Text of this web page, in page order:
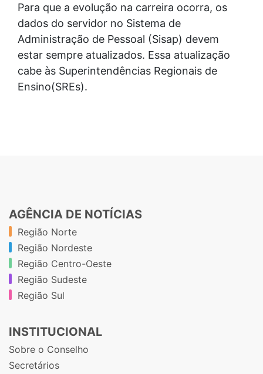
Para que a evolução na carreira ocorra, os
dados do servidor no Sistema de
Administração de Pessoal (Sisap) devem
estar sempre atualizados. Essa atualização
cabe às Superintendências Regionais de
Ensino(SREs).
AGÊNCIA DE NOTÍCIAS
Região Norte
Região Nordeste
Região Centro-Oeste
Região Sudeste
Região Sul
INSTITUCIONAL
Sobre o Conselho
Secretários